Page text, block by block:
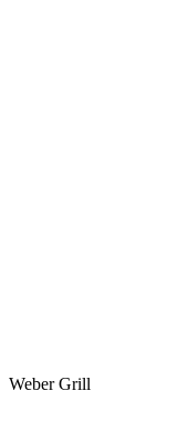
Weber Grill